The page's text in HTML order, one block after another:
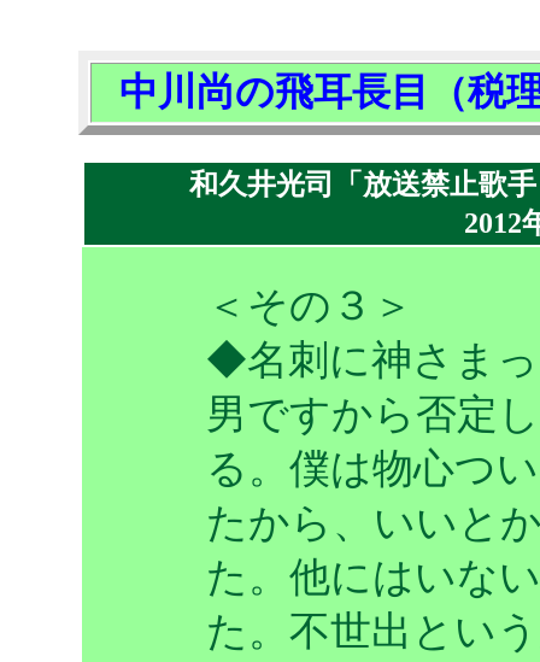
中川尚の飛耳長目（税
和久井光司「放送禁止歌
2012
＜その３＞
◆名刺に神さま
男ですから否定
る。僕は物心つ
たから、いいと
た。他にはいな
た。不世出とい